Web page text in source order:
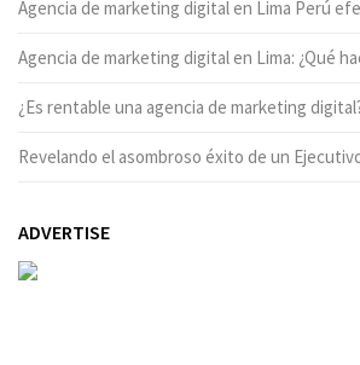
Agencia de marketing digital en Lima Perú
Agencia de marketing digital en Lima: ¿Qué
¿Es rentable una agencia de marketing
Revelando el asombroso éxito de un
ADVERTISE